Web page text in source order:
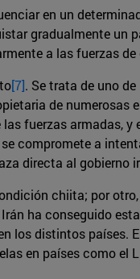
en un
gradualmente un
a las fuerzas de
[7]. Se trata de uno
de numerosas
fuerzas armadas,
compromete a
directa al gobierno
chiita; por
ha conseguido
los distintos países.
en países como el